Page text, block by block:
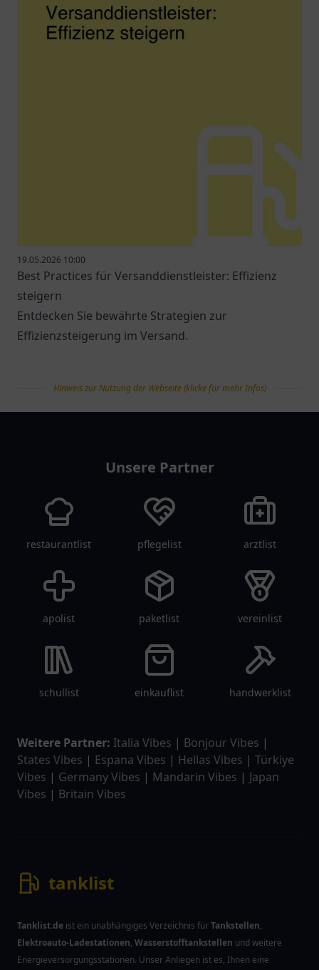
19.05.2026 10:00
Best Practices für Versanddienstleister: Effizienz
steigern
Entdecken Sie bewährte Strategien zur
Effizienzsteigerung im Versand.
Hinweis zur Nutzung der Webseite (klicke für mehr Infos)
Unsere Partner
restaurantlist pflegelist arztlist
apolist paketlist vereinlist
schullist einkauflist handwerklist
Weitere Partner: Italia Vibes | Bonjour Vibes |
States Vibes | Espana Vibes | Hellas Vibes | Türkiye
Vibes | Germany Vibes | Mandarin Vibes | Japan
Vibes | Britain Vibes
tanklist
Tanklist.de ist ein unabhängiges Verzeichnis fürTankstellen,
Elektroauto-Ladestationen, Wasserstofftankstellen und weitere
Energieversorgungsstationen. Unser Anliegen ist es, Ihnen eine